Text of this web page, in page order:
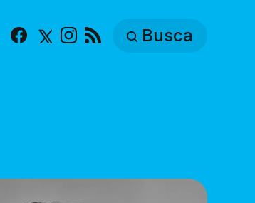
Facebook
X Instagram Busca